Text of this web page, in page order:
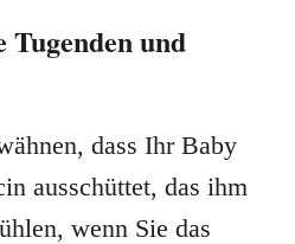
Tugenden und
dass Ihr Baby
ausschüttet, das ihm
wenn Sie das